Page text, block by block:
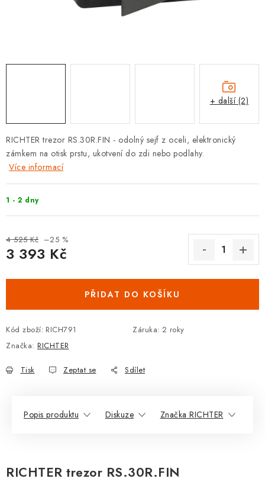
CHYTRÉ KLIKY
BEZPEČNOSTNÍ KOVÁNÍ
CYLINDRICKÉ VLOŽKY
VISACÍ ZÁMKY
ZÁMKY, PETLICE A ZÁVORY
SPECIÁLNÍ KOVÁNÍ
DOPLŇKY KE DVEŘÍM
PRO POSUVNÉ DVEŘE
STAVEBNÍ POUZDRA
POKLADNIČKY NA ZÁMEK
RICHTER trezor RS.30R.FIN - odolný sejf z oceli, elektronický
zámkem na otisk prstu, ukotvení do zdi nebo podlahy.
Více informací
1 - 2 dny
4 525 Kč –25 %
3 393 Kč
PŘIDAT DO KOŠÍKU
Kód zboží: RICH791 Záruka: 2 roky
Značka: RICHTER
Tisk Zeptat se Sdílet
+ další (2)
Popis produktu Diskuze Značka RICHTER
RICHTER trezor RS.30R.FIN